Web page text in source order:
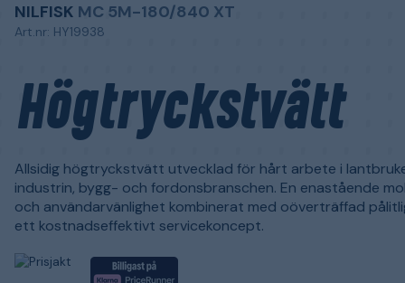
NILFISK MC 5M-180/840 XT
Art.nr: HY19938
Högtryckstvätt
Allsidig högtryckstvätt utvecklad för hårt arbete i
industrin, bygg- och fordonsbranschen. En enastående
och användarvänlighet kombinerat med oöverträffad
ett kostnadseffektivt servicekoncept.